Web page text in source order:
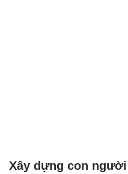
Xây dựng con